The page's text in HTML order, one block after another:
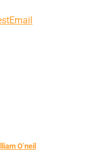
Email
O’neil